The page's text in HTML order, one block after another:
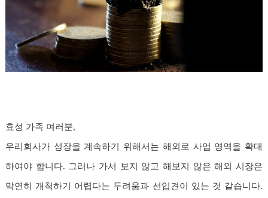
효성 가족 여러분,
우리회사가 성장을 계속하기 위해서는 해외로 사업 영역을 확대
하여야 합니다. 그러나 가서 보지 않고 해보지 않은 해외 시장은
막연히 개척하기 어렵다는 두려움과 선입견이 있는 것 같습니다.